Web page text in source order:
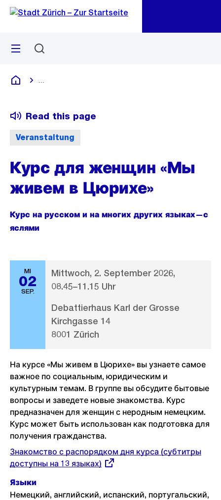
Navigation
Quick
Menü
Deutsch
Veranstaltung
Read this page
Курс для женщин «Мы
живем в Цюрихе»
Курс на русском и на многих других языках—с
яслями
MI
02
SEP.
Mittwoch, 2. September 2026,
08.45–11.15 Uhr
Debattierhaus Karl der Grosse
Kirchgasse 14
8001 Zürich
На курсе «Мы живем в Цюрихе» вы узнаете самое
важное по социальным, юридическим и
культурным темам. В группе вы обсудите бытовые
вопросы и заведете новые знакомства. Курс
предназначен для женщин с неродным немецким.
Курс может быть использован как подготовка для
получения гражданства.
Externer
Link:
Знакомство с распорядком дня курса (субтитры
доступны на 13 языках)
Языки
Немецкий, английский, испанский, португальский,